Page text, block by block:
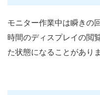
モニター作業中は瞬きの
時間のディスプレイの閲
た状態になることがあり